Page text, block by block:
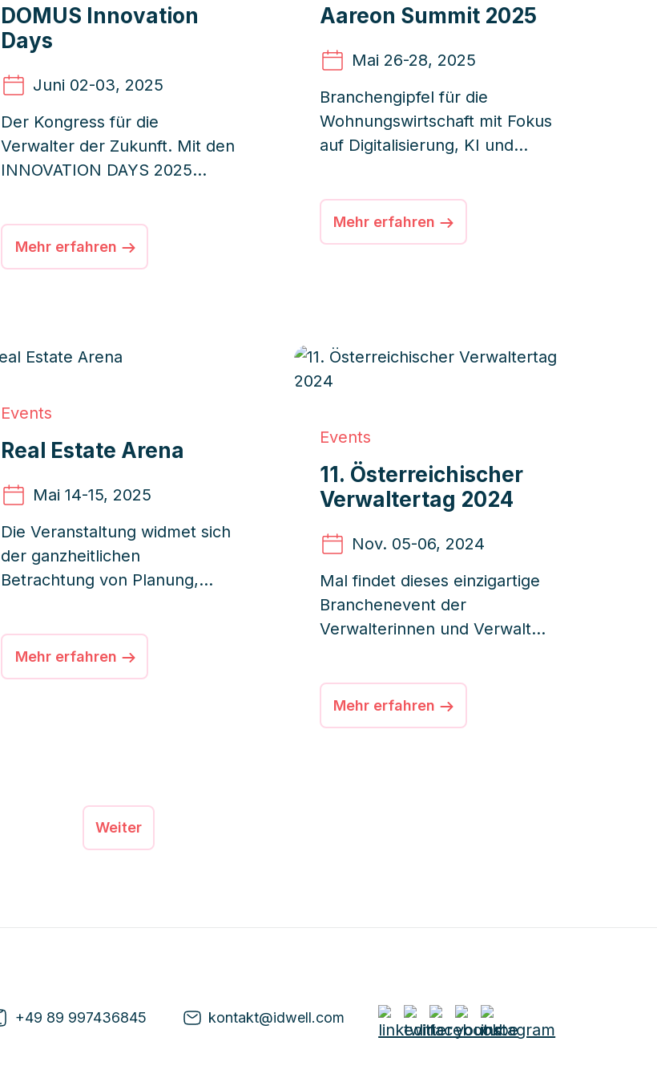
DOMUS Innovation
Days
Juni 02-03, 2025
Der Kongress für die
Verwalter der Zukunft. Mit den
INNOVATION DAYS 2025
seine Fortsetzung.
Mehr erfahren
Aareon Summit 2025
Mai 26-28, 2025
Branchengipfel für die
Wohnungswirtschaft mit Fokus
auf Digitalisierung, KI und
Mehr erfahren
Events
Real Estate Arena
Mai 14-15, 2025
Die Veranstaltung widmet sich
der ganzheitlichen
Betrachtung von Planung,
Immobilientypen. Im Fokus
stehen dieses Jahr unter
Mehr erfahren
Events
11. Öster­reichischer
Verwaltertag 2024
Nov. 05-06, 2024
Mal findet dieses einzigartige
Branchenevent der
Verwalterinnen und Verwalter
Diskussionen und ein
intensiver Austausch mit
Mehr erfahren
Weiter
+49 89 997436845 kontakt@idwell.com